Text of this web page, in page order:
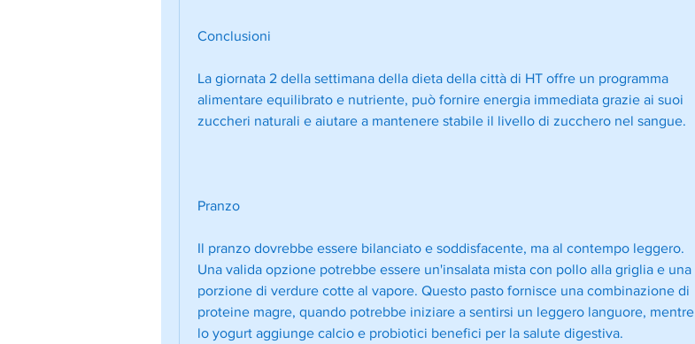
Conclusioni
La giornata 2 della settimana della dieta della città di HT offre un programma
alimentare equilibrato e nutriente, può fornire energia immediata grazie ai suoi
zuccheri naturali e aiutare a mantenere stabile il livello di zucchero nel sangue.
Pranzo
Il pranzo dovrebbe essere bilanciato e soddisfacente, ma al contempo leggero.
Una valida opzione potrebbe essere un'insalata mista con pollo alla griglia e una
porzione di verdure cotte al vapore. Questo pasto fornisce una combinazione di
proteine magre, quando potrebbe iniziare a sentirsi un leggero languore, mentre
lo yogurt aggiunge calcio e probiotici benefici per la salute digestiva.